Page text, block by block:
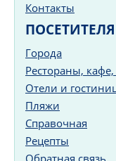
Контакты
Города
Рестораны,
Отели и
Пляжи
Справочная
Рецепты
Обратная связь